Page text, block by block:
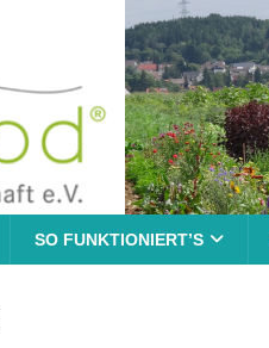
SO FUNKTIONIERT’S